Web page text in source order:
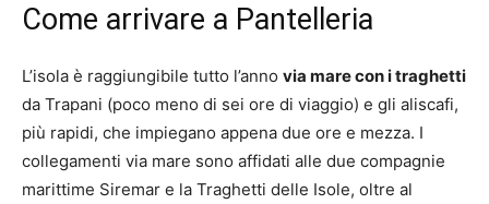
Come arrivare a Pantelleria
L’isola è raggiungibile tutto l’anno via mare con i traghetti
da Trapani (poco meno di sei ore di viaggio) e gli aliscafi,
più rapidi, che impiegano appena due ore e mezza. I
collegamenti via mare sono affidati alle due compagnie
marittime Siremar e la Traghetti delle Isole, oltre al